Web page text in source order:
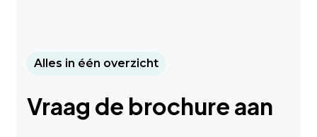
Alles in één overzicht
Vraag de brochure aan